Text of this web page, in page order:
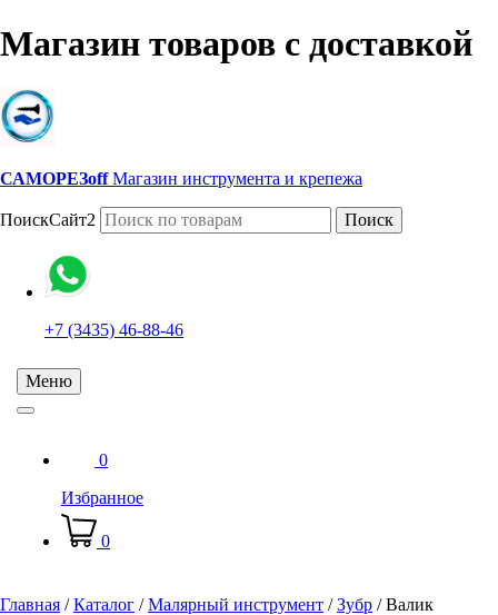
Магазин товаров с доставкой
САМОРЕЗoff Магазин инструмента и крепежа
ПоискСайт2 Поиск
+7 (3435) 46-88-46
Меню
0
Избранное
0
Главная /Каталог /Малярный инструмент /Зубр /Валик